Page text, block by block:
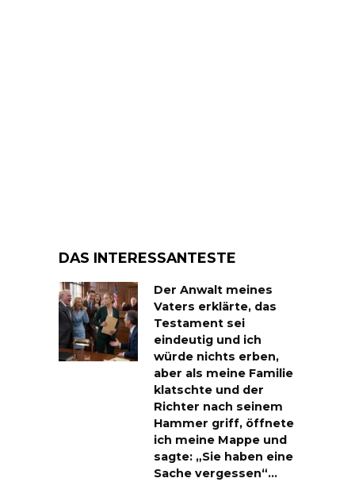
DAS INTERESSANTESTE
Der Anwalt meines
Vaters erklärte, das
Testament sei
eindeutig und ich
würde nichts erben,
aber als meine Familie
klatschte und der
Richter nach seinem
Hammer griff, öffnete
ich meine Mappe und
sagte: „Sie haben eine
Sache vergessen“…